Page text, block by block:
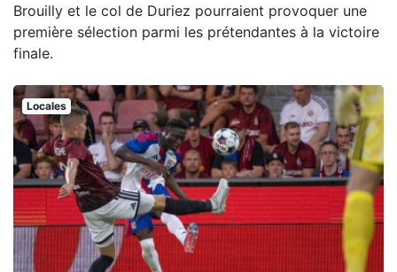
Brouilly et le col de Duriez pourraient provoquer une
première sélection parmi les prétendantes à la victoire
finale.
Locales